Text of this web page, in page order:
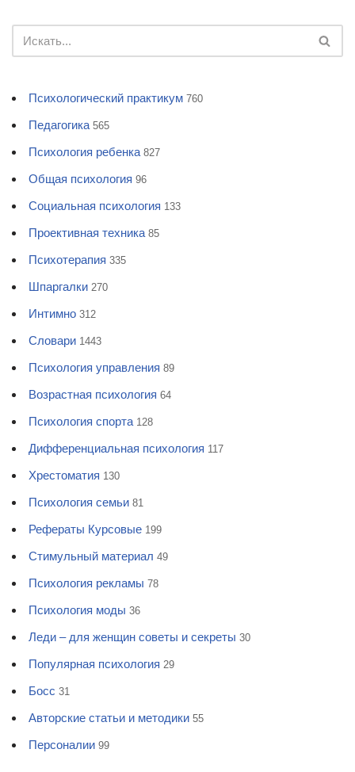
Психологический практикум 760
Педагогика 565
Психология ребенка 827
Общая психология 96
Социальная психология 133
Проективная техника 85
Психотерапия 335
Шпаргалки 270
Интимно 312
Словари 1443
Психология управления 89
Возрастная психология 64
Психология спорта 128
Дифференциальная психология 117
Хрестоматия 130
Психология семьи 81
Рефераты Курсовые 199
Стимульный материал 49
Психология рекламы 78
Психология моды 36
Леди – для женщин советы и секреты 30
Популярная психология 29
Босс 31
Авторские статьи и методики 55
Персоналии 99